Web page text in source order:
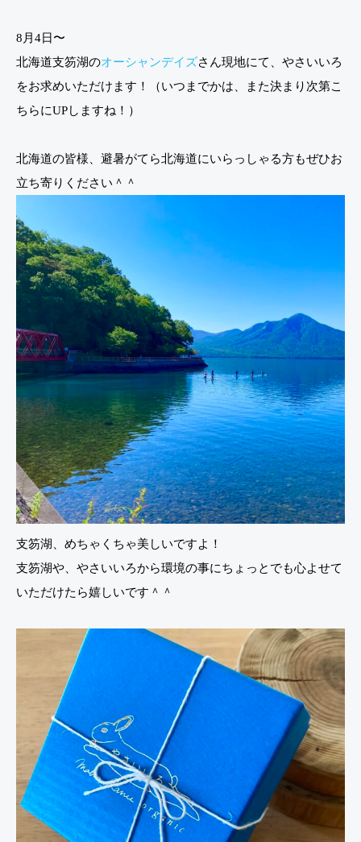
期
間」
の話
8月4日〜
北海道支笏湖のオーシャンデイズさん現地にて、やさいいろ
をお求めいただけます！（いつまでかは、また決まり次第こ
ちらにUPしますね！）
北海道の皆様、避暑がてら北海道にいらっしゃる方もぜひお
立ち寄りください＾＾
支笏湖、めちゃくちゃ美しいですよ！
支笏湖や、やさいいろから環境の事にちょっとでも心よせて
いただけたら嬉しいです＾＾